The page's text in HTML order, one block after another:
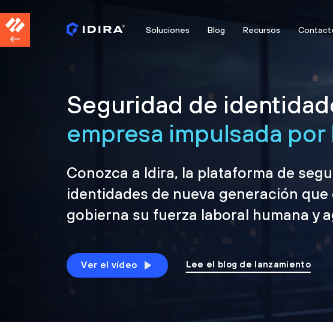
Soluciones Blog Recursos
Seguridad de
empresa impulsada por
Conozca a Idira, la plataforma de
identidades de nueva generación
gobierna su fuerza laboral humana y
Ver el vídeo Lee el blog de lanzamiento